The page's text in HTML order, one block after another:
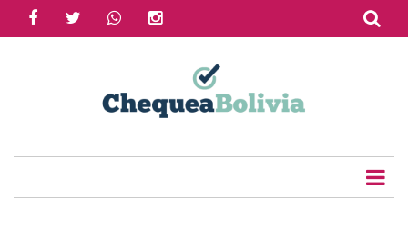
facebooktwitter whatsapp